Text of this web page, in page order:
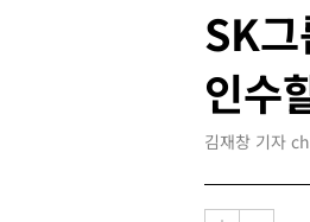
SK
인수
김재창 기자